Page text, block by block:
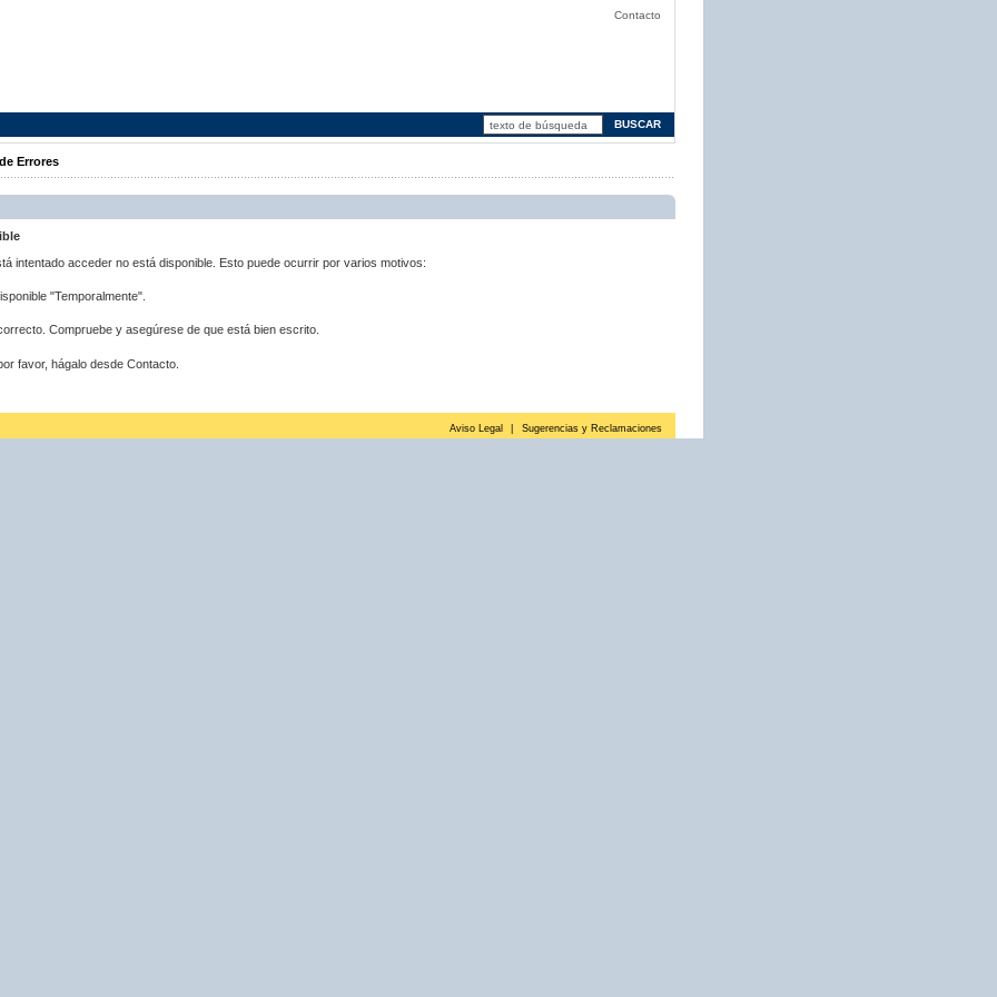
Contacto
Errores
intentado acceder no está disponible. Esto puede ocurrir por varios motivos:
"Temporalmente".
Compruebe y asegúrese de que está bien escrito.
favor, hágalo desde Contacto.
Aviso Legal Sugerencias y Reclamaciones